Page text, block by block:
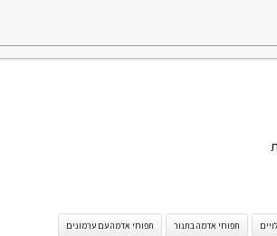
תפוחי אדמה בתנור תפוחי אדמה עם ערמונים